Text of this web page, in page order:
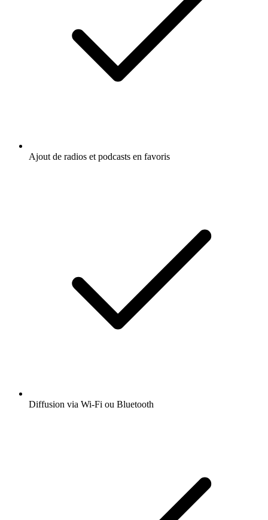
Ajout de radios et podcasts en favoris
Diffusion via Wi-Fi ou Bluetooth